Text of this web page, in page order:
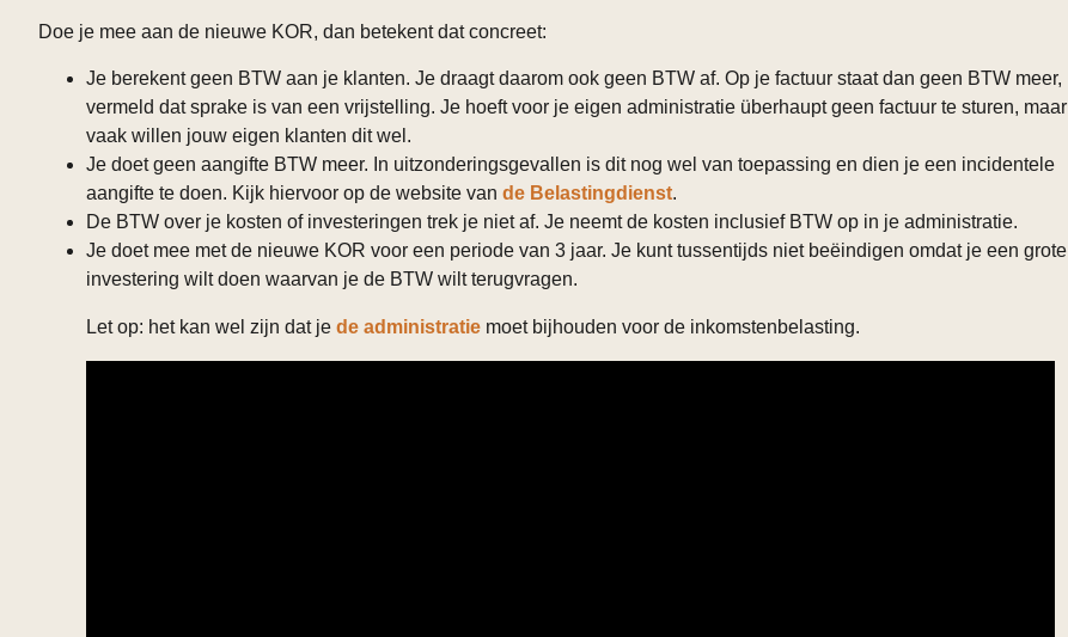
Doe je mee aan de nieuwe KOR, dan betekent dat concreet:
Je berekent geen BTW aan je klanten. Je draagt daarom ook geen BTW af. Op je factuur staat dan geen BTW meer,
vermeld dat sprake is van een vrijstelling. Je hoeft voor je eigen administratie überhaupt geen factuur te sturen, maar
vaak willen jouw eigen klanten dit wel.
Je doet geen aangifte BTW meer. In uitzonderingsgevallen is dit nog wel van toepassing en dien je een incidentele
aangifte te doen. Kijk hiervoor op de website van de Belastingdienst.
De BTW over je kosten of investeringen trek je niet af. Je neemt de kosten inclusief BTW op in je administratie.
Je doet mee met de nieuwe KOR voor een periode van 3 jaar. Je kunt tussentijds niet beëindigen omdat je een grote
investering wilt doen waarvan je de BTW wilt terugvragen.
Let op: het kan wel zijn dat je de administratie moet bijhouden voor de inkomstenbelasting.